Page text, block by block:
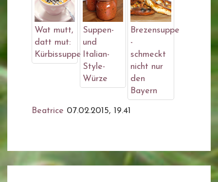
Wat mutt,
datt mut:
Kürbissuppe
Suppen-
und
Italian-
Style-
Würze
Brezensuppe
-
schmeckt
nicht nur
den
Bayern
Beatrice 07.02.2015, 19.41